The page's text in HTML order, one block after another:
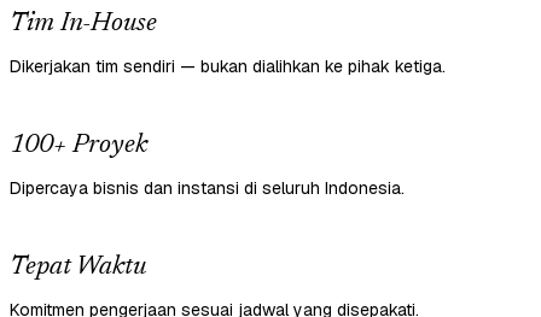
Tim In-House
Dikerjakan tim sendiri — bukan dialihkan ke pihak ketiga.
100+ Proyek
Dipercaya bisnis dan instansi di seluruh Indonesia.
Tepat Waktu
Komitmen pengerjaan sesuai jadwal yang disepakati.